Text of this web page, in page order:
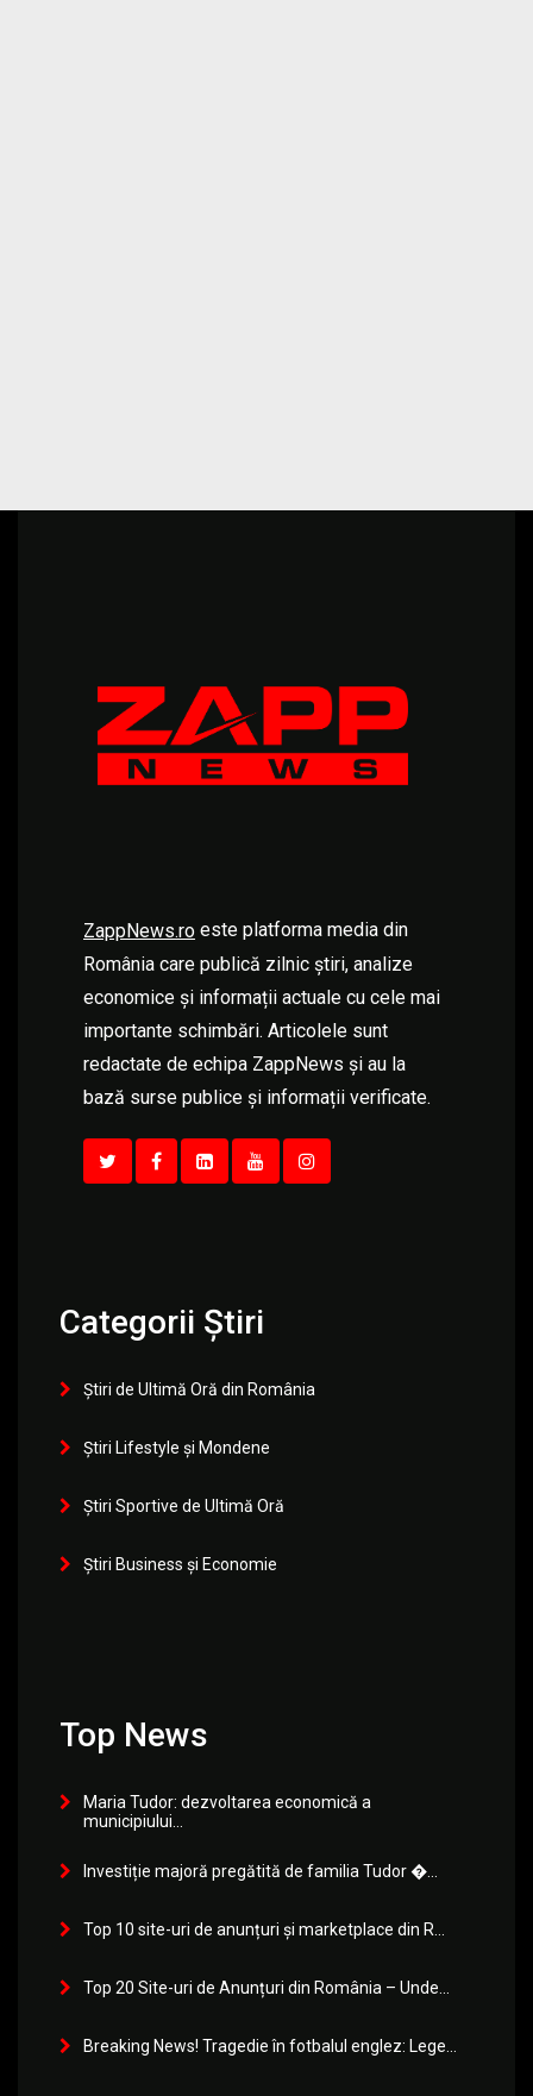
ZappNews.ro este platforma media din
România care publică zilnic știri, analize
economice și informații actuale cu cele mai
importante schimbări. Articolele sunt
redactate de echipa ZappNews și au la
bază surse publice și informații verificate.
Categorii Știri
Știri de Ultimă Oră din România
Știri Lifestyle și Mondene
Știri Sportive de Ultimă Oră
Știri Business și Economie
Top News
Maria Tudor: dezvoltarea economică a
municipiului...
Investiție majoră pregătită de familia Tudor �...
Top 10 site-uri de anunțuri și marketplace din R...
Top 20 Site-uri de Anunțuri din România – Unde...
Breaking News! Tragedie în fotbalul englez: Lege...